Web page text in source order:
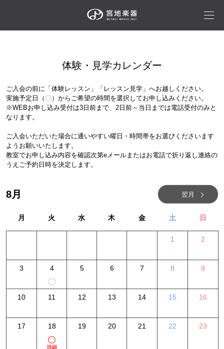
体験・見学カレンダー
ご入会の前に「体験レッスン」「レッスン見学」へお越しください。
実施予定日（ 〇）からご希望の時間を選択してお申し込みください。
※WEBお申し込み受付は3日前まで、2日前～当日までは電話受付のみと
なります。
ご入会いただいた場合に通いやすい曜日・時間帯をお選びくださいます
ようお願いいたします。
教室でお申し込み内容を確認次第eメールまたはお電話で折り返し連絡の
うえご予約日時を決定します。
8月 翌月
月 火 水 木 金 土 日
1 2
3 4 5 6 7 8 9
10 11 12 13 14 15 16
17 18
詳細
19 20 21 22 23